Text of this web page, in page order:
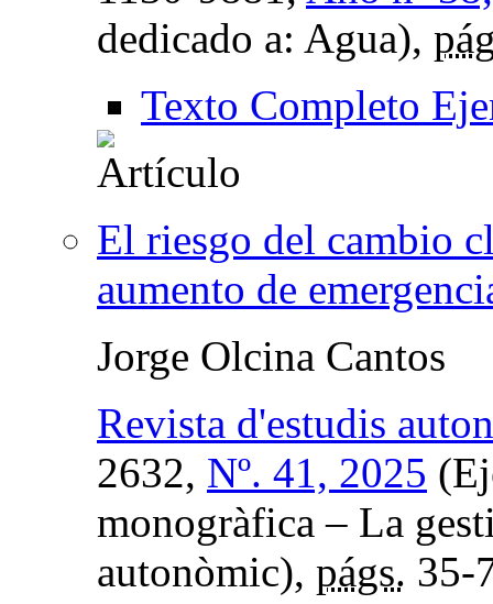
dedicado a: Agua),
Texto Completo
El riesgo del cambio
aumento de
Jorge Olcina Cantos
Revista d'estudis
2632, Nº. 41, 2025
monogràfica – La
autonòmic), págs. 35-